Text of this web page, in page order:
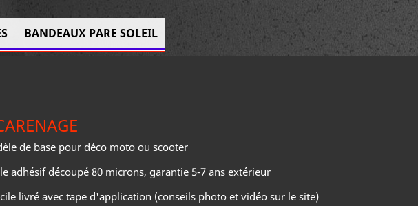
BANDEAUX PARE SOLEIL
de base pour déco moto ou scooter
adhésif découpé 80 microns, garantie 5-7 ans extérieur
livré avec tape d'application (conseils photo et vidéo sur le site)